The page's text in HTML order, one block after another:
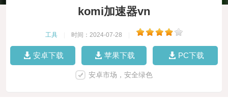
komi加速器vn
工具 时间：2024-07-28
安卓下载 苹果下载 PC下载
安卓市场，安全绿色